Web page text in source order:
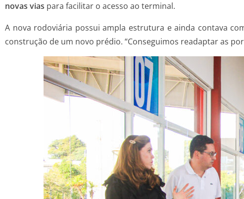
novas vias para facilitar o acesso ao terminal.
A nova rodoviária possui ampla estrutura e ainda contava
construção de um novo prédio. “Conseguimos readaptar as